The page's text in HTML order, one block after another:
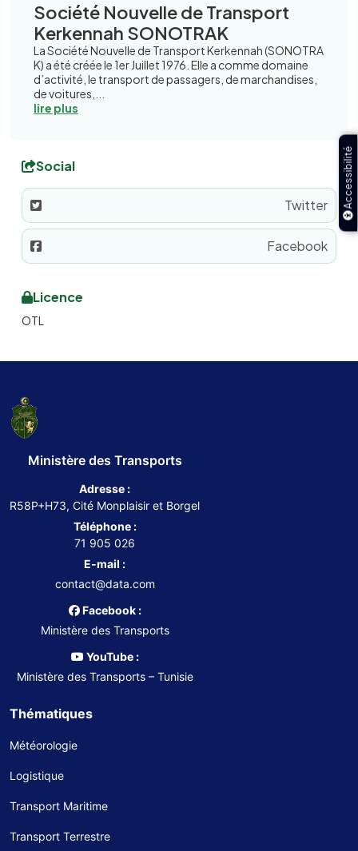
Accessibilité
Société Nouvelle de Transport
Kerkennah SONOTRAK
La Société Nouvelle de Transport Kerkennah (SONOTRA
K) a été créée le 1er Juillet 1976. Elle a comme domaine
d’activité, le transport de passagers, de marchandises,
de voitures,...
lire plus
Social
Twitter
Facebook
Licence
OTL
Ministère des Transports
Adresse :
R58P+H73, Cité Monplaisir et Borgel
Téléphone :
71 905 026
E-mail :
contact@data.com
Facebook :
Ministère des Transports
YouTube :
Ministère des Transports – Tunisie
Thématiques
Météorologie
Logistique
Transport Maritime
Transport Terrestre